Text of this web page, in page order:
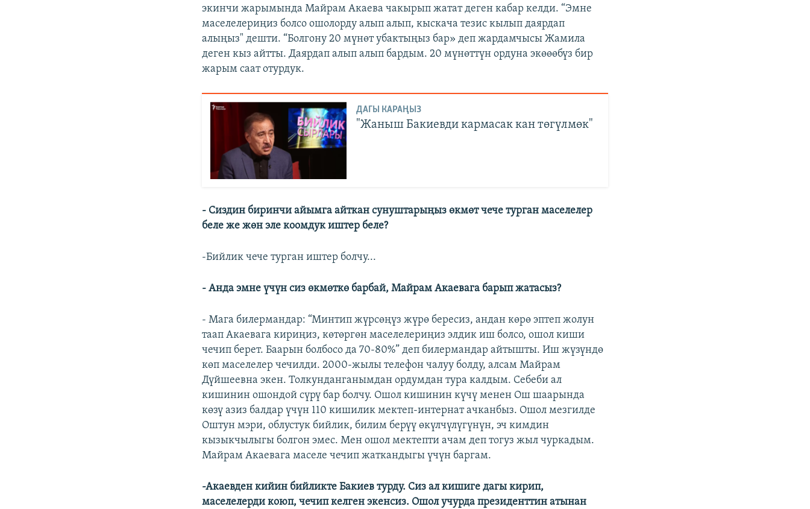
экинчи жарымында Майрам Акаева чакырып жатат деген кабар келди. “Эмне
маселелериңиз болсо ошолорду алып алып, кыскача тезис кылып даярдап
алыңыз" дешти. “Болгону 20 мүнөт убактыңыз бар» деп жардамчысы Жамила
деген кыз айтты. Даярдап алып алып бардым. 20 мүнөттүн ордуна экөөөбүз бир
жарым саат отурдук.
ДАГЫ КАРАҢЫЗ
"Жаныш Бакиевди кармасак кан төгүлмөк"
- Сиздин биринчи айымга айткан сунуштарыңыз өкмөт чече турган маселелер
беле же жөн эле коомдук иштер беле?
-Бийлик чече турган иштер болчу...
- Анда эмне үчүн сиз өкмөткө барбай, Майрам Акаевага барып жатасыз?
- Мага билермандар: “Минтип жүрсөңүз жүрө бересиз, андан көрө эптеп жолун
таап Акаевага кириңиз, көтөргөн маселелериңиз элдик иш болсо, ошол киши
чечип берет. Баарын болбосо да 70-80%” деп билермандар айтышты. Иш жүзүндө
көп маселелер чечилди. 2000-жылы телефон чалуу болду, алсам Майрам
Дүйшеевна экен. Толкунданганымдан ордумдан тура калдым. Себеби ал
кишинин ошондой сүрү бар болчу. Ошол кишинин күчү менен Ош шаарында
көзү азиз балдар үчүн 110 кишилик мектеп-интернат ачканбыз. Ошол мезгилде
Оштун мэри, облустук бийлик, билим берүү өкүлчүлүгүнүн, эч кимдин
кызыкчылыгы болгон эмес. Мен ошол мектепти ачам деп тогуз жыл чуркадым.
Майрам Акаевага маселе чечип жаткандыгы үчүн баргам.
-Акаевден кийин бийликте Бакиев турду. Сиз ал кишиге дагы кирип,
маселелерди коюп, чечип келген экенсиз. Ошол учурда президенттин атынан